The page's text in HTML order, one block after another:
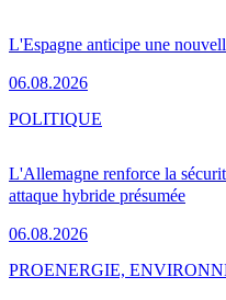
L'Espagne anticipe une
06.08.2026
L'Allemagne renforce la
attaque hybride présumée
06.08.2026
POLITIQUE
PROENERGIE,